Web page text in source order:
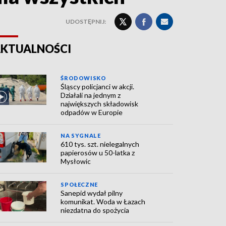
UDOSTĘPNIJ:
ŚRODOWISKO
Śląscy policjanci w akcji.
Działali na jednym z
największych składowisk
odpadów w Europie
NA SYGNALE
610 tys. szt. nielegalnych
papierosów u 50-latka z
Mysłowic
SPOŁECZNE
Sanepid wydał pilny
komunikat. Woda w Łazach
niezdatna do spożycia